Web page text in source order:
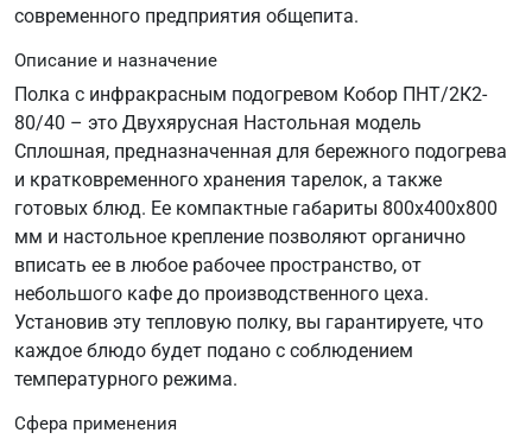
современного предприятия общепита.
Описание и назначение
Полка с инфракрасным подогревом Кобор ПНТ/2К2-
80/40 – это Двухярусная Настольная модель
Сплошная, предназначенная для бережного подогрева
и кратковременного хранения тарелок, а также
готовых блюд. Ее компактные габариты 800х400х800
мм и настольное крепление позволяют органично
вписать ее в любое рабочее пространство, от
небольшого кафе до производственного цеха.
Установив эту тепловую полку, вы гарантируете, что
каждое блюдо будет подано с соблюдением
температурного режима.
Сфера применения